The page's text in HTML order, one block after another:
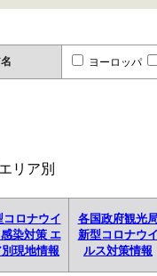
ヨーロッパ
リア別
コロナウイ
染対策 エ
別現地情報
各国政府観光
新型コロナウ
ルス対策情報